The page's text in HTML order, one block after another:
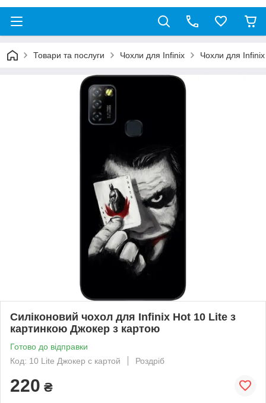
Товари та послуги Чохли для Infinix Чохли для
Силіконовий чохол для Infinix Hot 10 Lite з
картинкою Джокер з картою
Готово до відправки
Код: 10 Lite Джокер с картой
Роздріб
220 ₴